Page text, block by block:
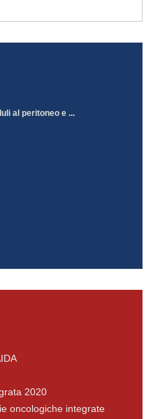
al peritoneo e ...
2020
oncologiche integrate